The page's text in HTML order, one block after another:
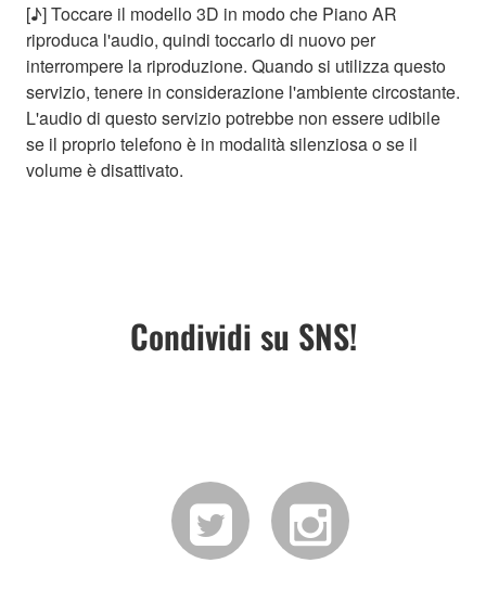
[♪] Toccare il modello 3D in modo che Piano AR
riproduca l'audio, quindi toccarlo di nuovo per
interrompere la riproduzione. Quando si utilizza questo
servizio, tenere in considerazione l'ambiente circostante.
L'audio di questo servizio potrebbe non essere udibile
se il proprio telefono è in modalità silenziosa o se il
volume è disattivato.
Condividi su SNS!